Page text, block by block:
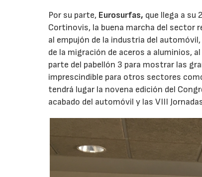
Por su parte, Eurosurfas, que llega a su
Cortinovis, la buena marcha del sector
al empujón de la industria del
de la migración de aceros a aluminios,
parte del pabellón 3 para mostrar las
imprescindible para otros sectores
tendrá lugar la novena edición del
acabado del automóvil y las VIII